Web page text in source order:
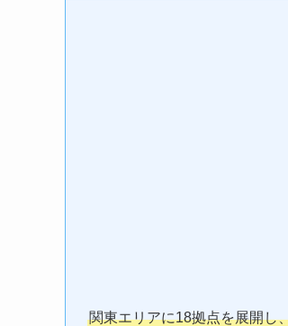
関東エリアに18拠点を展開し